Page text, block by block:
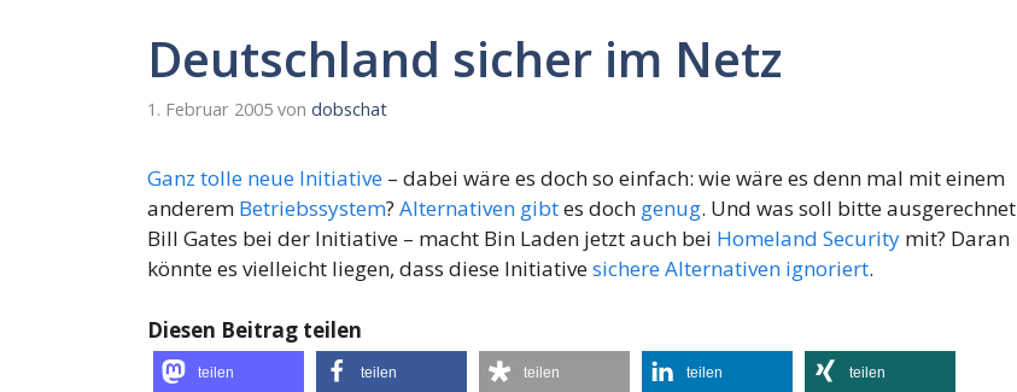
Deutschland sicher im Netz
1. Februar 2005 von dobschat
Ganz tolle neue Initiative – dabei wäre es doch so einfach: wie wäre es denn mal mit einem
anderem Betriebssystem? Alternativen gibtes doch genug. Und was soll bitte ausgerechnet
Bill Gates bei der Initiative – macht Bin Laden jetzt auch bei Homeland Security mit? Daran
könnte es vielleicht liegen, dass diese Initiativesichere Alternativen ignoriert.
Diesen Beitrag teilen
teilen teilen teilen teilen teilen